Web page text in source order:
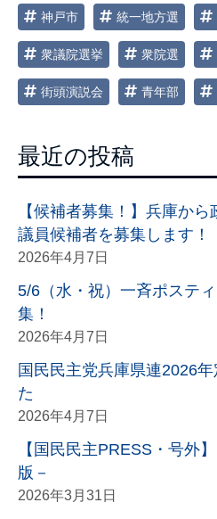
神戸市 統一地方選
衆議院選挙 衆院選
街頭演説会 青年部
最近の投稿
【候補者募集！】兵庫か
議員候補者を募集します！
2026年4月7日
5/6（水・祝）一斉ポステ
集！
2026年4月7日
国民民主党兵庫県連2026
た
2026年4月7日
【国民民主PRESS・号外
版－
2026年3月31日